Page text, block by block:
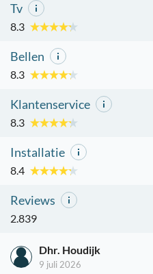
Tv
8.3
Bellen
8.3
Klantenservice
8.3
Installatie
8.4
Reviews
2.839
Dhr. Houdijk
9 juli 2026